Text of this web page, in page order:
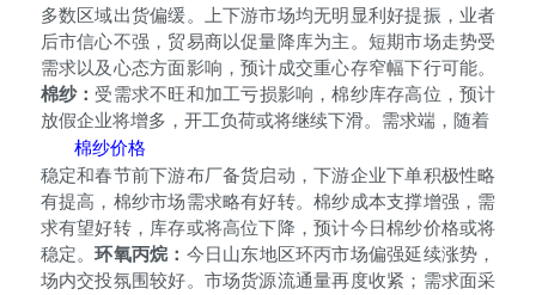
多数区域出货偏缓。上下游市场均无明显利好提振，业者
后市信心不强，贸易商以促量降库为主。短期市场走势受
需求以及心态方面影响，预计成交重心存窄幅下行可能。
棉纱： 受需求不旺和加工亏损影响，棉纱库存高位，预计
放假企业将增多，开工负荷或将继续下滑。需求端，随着
棉纱价格
稳定和春节前下游布厂备货启动，下游企业下单积极性略
有提高，棉纱市场需求略有好转。棉纱成本支撑增强，需
求有望好转，库存或将高位下降，预计今日棉纱价格或将
稳定。环氧丙烷： 今日山东地区环丙市场偏强延续涨势，
场内交投氛围较好。市场货源流通量再度收紧；需求面采